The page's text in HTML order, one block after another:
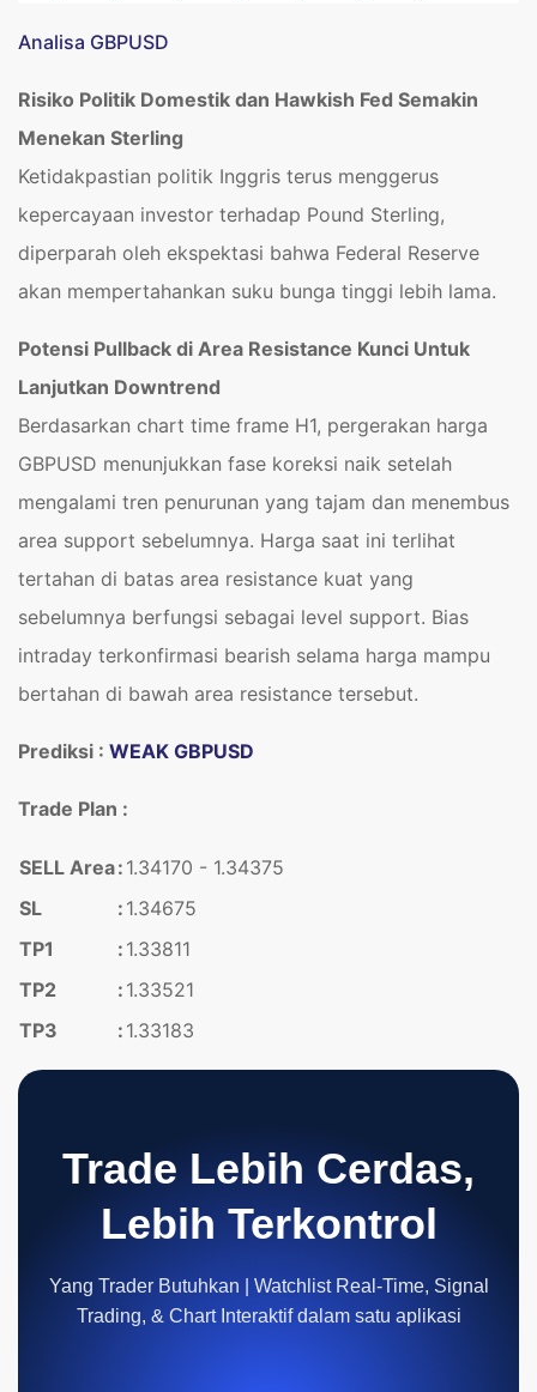
Analisa GBPUSD
Risiko Politik Domestik dan Hawkish Fed Semakin
Menekan Sterling
Ketidakpastian politik Inggris terus menggerus
kepercayaan investor terhadap Pound Sterling,
diperparah oleh ekspektasi bahwa Federal Reserve
akan mempertahankan suku bunga tinggi lebih lama.
Potensi Pullback di Area Resistance Kunci Untuk
Lanjutkan Downtrend
Berdasarkan chart time frame H1, pergerakan harga
GBPUSD menunjukkan fase koreksi naik setelah
mengalami tren penurunan yang tajam dan menembus
area support sebelumnya. Harga saat ini terlihat
tertahan di batas area resistance kuat yang
sebelumnya berfungsi sebagai level support. Bias
intraday terkonfirmasi bearish selama harga mampu
bertahan di bawah area resistance tersebut.
Prediksi : WEAK GBPUSD
Trade Plan :
SELL Area: 1.34170 - 1.34375
SL
: 1.34675
TP1
: 1.33811
TP2
: 1.33521
TP3
: 1.33183
Trade Lebih Cerdas,
Lebih Terkontrol
Yang Trader Butuhkan | Watchlist Real-Time, Signal
Trading, & Chart Interaktif dalam satu aplikasi